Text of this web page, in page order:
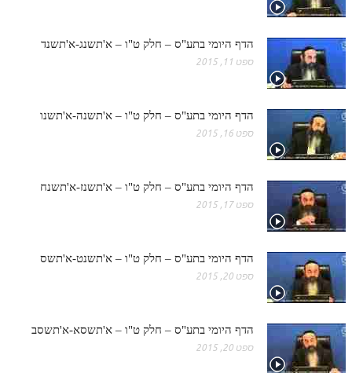
הדף היומי בתע"ס – חלק ט"ו – א'תשנג-א'תשנד
ספט 11, 2015
הדף היומי בתע"ס – חלק ט"ו – א'תשנה-א'תשנו
ספט 16, 2015
הדף היומי בתע"ס – חלק ט"ו – א'תשנז-א'תשנח
ספט 17, 2015
הדף היומי בתע"ס – חלק ט"ו – א'תשנט-א'תשס
ספט 20, 2015
הדף היומי בתע"ס – חלק ט"ו – א'תשסא-א'תשסב
ספט 20, 2015